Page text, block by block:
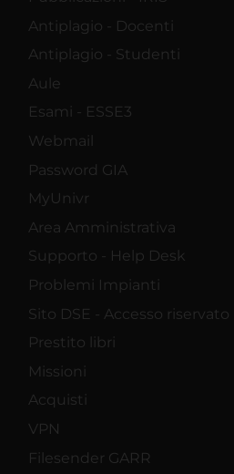
Antiplagio - Docenti
Antiplagio - Studenti
Aule
Esami - ESSE3
Webmail
Password GIA
MyUnivr
Area Amministrativa
Supporto - Help Desk
Problemi Impianti
Sito DSE - Accesso riservato
Prestito libri
Missioni
Acquisti
VPN
Filesender GARR